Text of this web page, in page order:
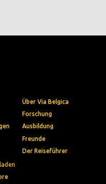
Über Via Belgica
Forschung
Ausbildung
Freunde
Der Reiseführer